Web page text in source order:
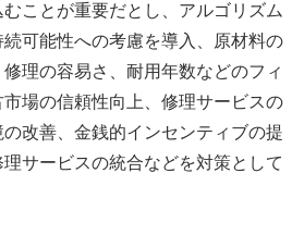
ことが重要だとし、アルゴリズム
可能性への考慮を導入、原材料の
理の容易さ、耐用年数などのフィ
場の信頼性向上、修理サービスの
改善、金銭的インセンティブの提
サービスの統合などを対策として